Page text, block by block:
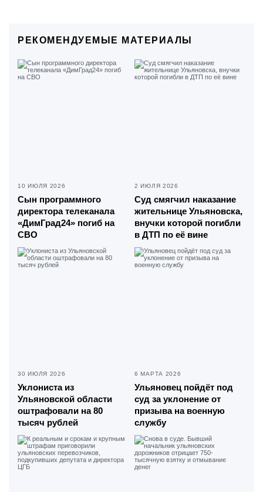
РЕКОМЕНДУЕМЫЕ МАТЕРИАЛЫ
10 ИЮЛЯ 2026
Сын программного
директора телеканала
«ДимГрад24» погиб на
СВО
2 ИЮЛЯ 2026
Суд смягчил наказание
жительнице Ульяновска,
внучки которой погибли
в ДТП по её вине
30 ИЮЛЯ 2026
Уклониста из
Ульяновской области
оштрафовали на 80
тысяч рублей
6 МАРТА 2026
Ульяновец пойдёт под
суд за уклонение от
призыва на военную
службу